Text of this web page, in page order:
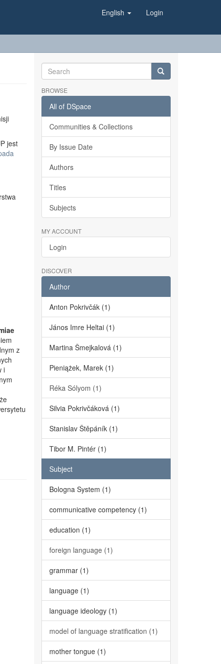
English Login
jest
z
i
BROWSE
All of DSpace
Communities & Collections
By Issue Date
Authors
Titles
Subjects
MY ACCOUNT
Login
DISCOVER
Author
Anton Pokrivčák (1)
János Imre Heltai (1)
Martina Šmejkalová (1)
Pieniążek, Marek (1)
Réka Sólyom (1)
Silvia Pokrivčáková (1)
Stanislav Štěpáník (1)
Tibor M. Pintér (1)
Subject
Bologna System (1)
communicative competency (1)
education (1)
foreign language (1)
grammar (1)
language (1)
language ideology (1)
model of language stratification (1)
mother tongue (1)